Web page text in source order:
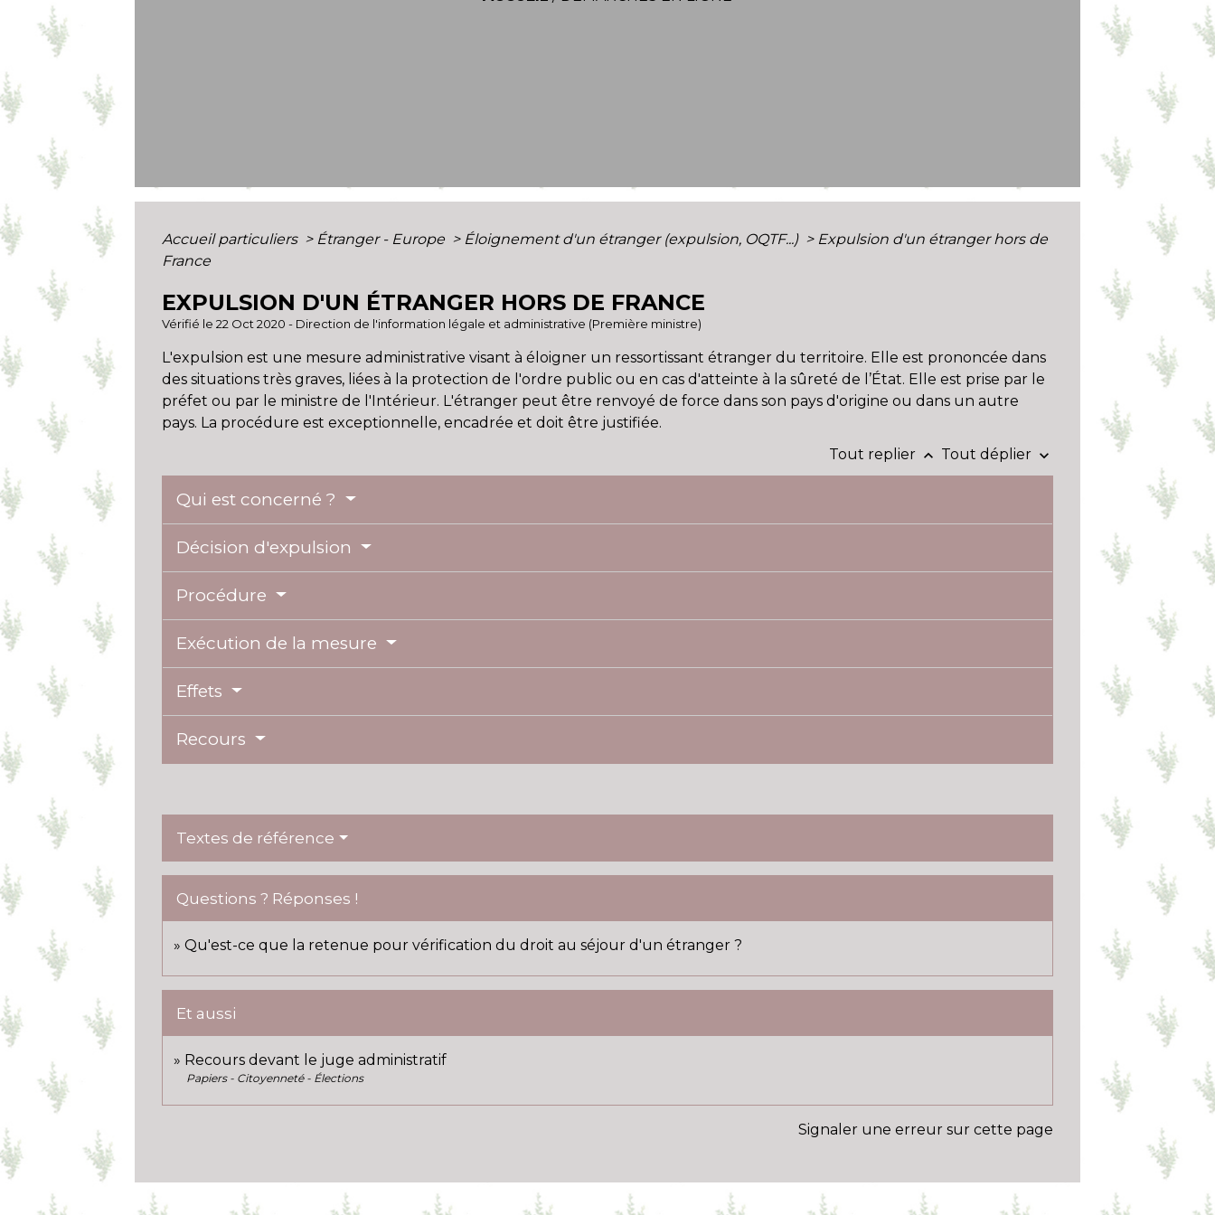
Accueil particuliers > Étranger - Europe > Éloignement d'un étranger (expulsion, OQTF...) > Expulsion d'un étranger hors de
France
EXPULSION D'UN ÉTRANGER HORS DE FRANCE
Vérifié le 22 Oct 2020 - Direction de l'information légale et administrative (Première ministre)
L'expulsion est une mesure administrative visant à éloigner un ressortissant étranger du territoire. Elle est prononcée dans
des situations très graves, liées à la protection de l'ordre public ou en cas d'atteinte à la sûreté de l’État. Elle est prise par le
préfet ou par le ministre de l'Intérieur. L'étranger peut être renvoyé de force dans son pays d'origine ou dans un autre
pays. La procédure est exceptionnelle, encadrée et doit être justifiée.
Tout replier keyboard_arrow_up Tout déplier keyboard_arrow_down
Qui est concerné ?
Décision d'expulsion
Procédure
Exécution de la mesure
Effets
Recours
Textes de référence
Questions ? Réponses !
Qu'est-ce que la retenue pour vérification du droit au séjour d'un étranger ?
Et aussi
Recours devant le juge administratif
Papiers - Citoyenneté - Élections
Signaler une erreur sur cette page